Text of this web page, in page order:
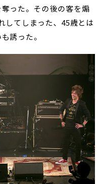
った。その後の客を煽
してしまった、45歳とは
誘った。